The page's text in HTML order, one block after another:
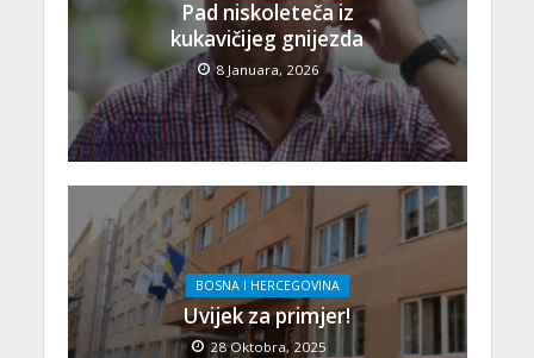
Pad niskoleteča iz
kukavičijeg gnijezda
8 Januara, 2026
BOSNA I HERCEGOVINA
Uvijek za primjer!
28 Oktobra, 2025